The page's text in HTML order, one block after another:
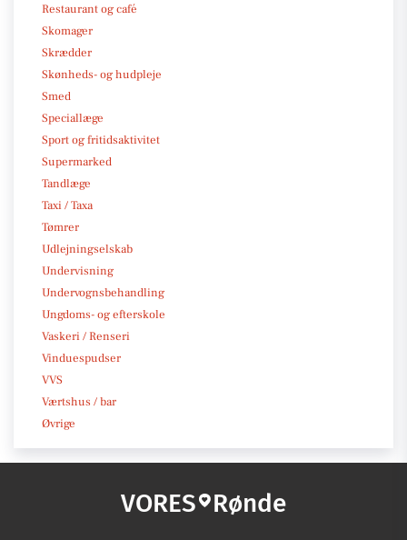
Restaurant og café
Skomager
Skrædder
Skønheds- og hudpleje
Smed
Speciallæge
Sport og fritidsaktivitet
Supermarked
Tandlæge
Taxi / Taxa
Tømrer
Udlejningselskab
Undervisning
Undervognsbehandling
Ungdoms- og efterskole
Vaskeri / Renseri
Vinduespudser
VVS
Værtshus / bar
Øvrige
VORES Rønde